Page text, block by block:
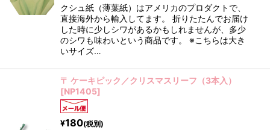
クシュ紙（薄葉紙）はアメリカのプロダクトで、
直接海外から輸入してます。 折りたたんでお届け
した時に少しシワがあるかもしれませんが、多少
のシワも味わいという商品です。 ※こちらは大き
いサイズ…
〒 ケーキピック／クリスマスリーフ（3本入）
[NP1405]
¥180(税別)